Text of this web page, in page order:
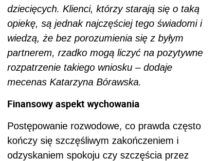
dziecięcych. Klienci, którzy starają się o taką
opiekę, są jednak najczęściej tego świadomi i
wiedzą, że bez porozumienia się z byłym
partnerem, rzadko mogą liczyć na pozytywne
rozpatrzenie takiego wniosku – dodaje
mecenas Katarzyna Bórawska.
Finansowy aspekt wychowania
Postępowanie rozwodowe, co prawda często
kończy się szczęśliwym zakończeniem i
odzyskaniem spokoju czy szczęścia przez